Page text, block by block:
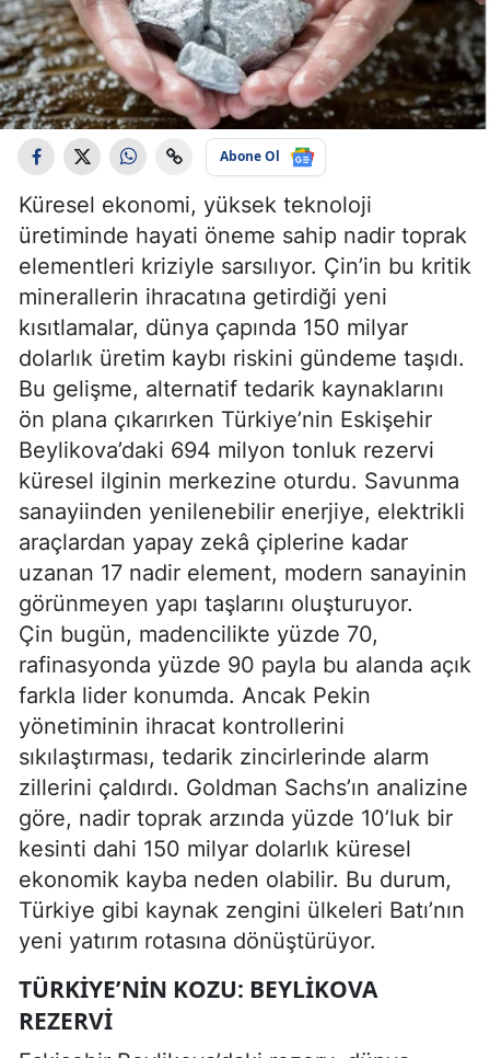
Abone Ol
Küresel ekonomi, yüksek teknoloji
üretiminde hayati öneme sahip nadir toprak
elementleri kriziyle sarsılıyor. Çin’in bu kritik
minerallerin ihracatına getirdiği yeni
kısıtlamalar, dünya çapında 150 milyar
dolarlık üretim kaybı riskini gündeme taşıdı.
Bu gelişme, alternatif tedarik kaynaklarını
ön plana çıkarırken Türkiye’nin Eskişehir
Beylikova’daki 694 milyon tonluk rezervi
küresel ilginin merkezine oturdu. Savunma
sanayiinden yenilenebilir enerjiye, elektrikli
araçlardan yapay zekâ çiplerine kadar
uzanan 17 nadir element, modern sanayinin
görünmeyen yapı taşlarını oluşturuyor.
Çin bugün, madencilikte yüzde 70,
rafinasyonda yüzde 90 payla bu alanda açık
farkla lider konumda. Ancak Pekin
yönetiminin ihracat kontrollerini
sıkılaştırması, tedarik zincirlerinde alarm
zillerini çaldırdı. Goldman Sachs’ın analizine
göre, nadir toprak arzında yüzde 10’luk bir
kesinti dahi 150 milyar dolarlık küresel
ekonomik kayba neden olabilir. Bu durum,
Türkiye gibi kaynak zengini ülkeleri Batı’nın
yeni yatırım rotasına dönüştürüyor.
TÜRKIYE’NIN KOZU: BEYLIKOVA
REZERVI